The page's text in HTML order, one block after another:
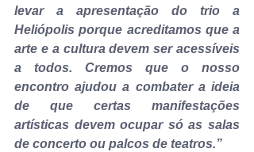
levar a apresentação do trio a
Heliópolis porque acreditamos que a
arte e a cultura devem ser acessíveis
a todos. Cremos que o nosso
encontro ajudou a combater a ideia
de que certas manifestações
artísticas devem ocupar só as salas
de concerto ou palcos de teatros.”